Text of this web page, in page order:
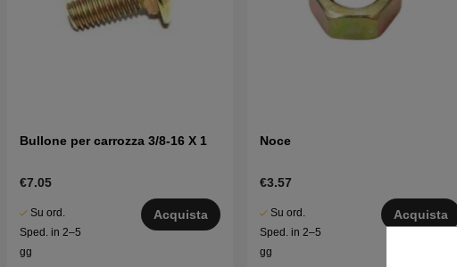
Bullone per carrozza 3/8-16 X 1
€7.05
Su ord.
Sped. in 2–5
gg
Acquista
Noce
€3.57
Su ord.
Sped. in 2–5
gg
Acquista